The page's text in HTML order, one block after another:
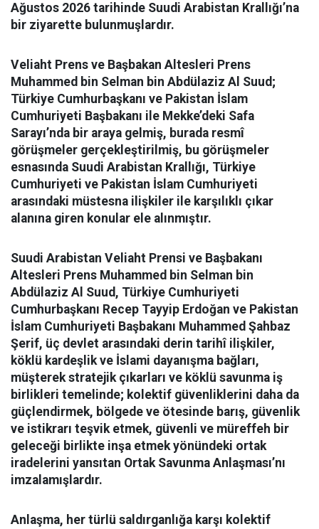
Ağustos 2026 tarihinde Suudi Arabistan Krallığı’na
bir ziyarette bulunmuşlardır.
Veliaht Prens ve Başbakan Altesleri Prens
Muhammed bin Selman bin Abdülaziz Al Suud;
Türkiye Cumhurbaşkanı ve Pakistan İslam
Cumhuriyeti Başbakanı ile Mekke’deki Safa
Sarayı’nda bir araya gelmiş, burada resmî
görüşmeler gerçekleştirilmiş, bu görüşmeler
esnasında Suudi Arabistan Krallığı, Türkiye
Cumhuriyeti ve Pakistan İslam Cumhuriyeti
arasındaki müstesna ilişkiler ile karşılıklı çıkar
alanına giren konular ele alınmıştır.
Suudi Arabistan Veliaht Prensi ve Başbakanı
Altesleri Prens Muhammed bin Selman bin
Abdülaziz Al Suud, Türkiye Cumhuriyeti
Cumhurbaşkanı Recep Tayyip Erdoğan ve Pakistan
İslam Cumhuriyeti Başbakanı Muhammed Şahbaz
Şerif, üç devlet arasındaki derin tarihî ilişkiler,
köklü kardeşlik ve İslami dayanışma bağları,
müşterek stratejik çıkarları ve köklü savunma iş
birlikleri temelinde; kolektif güvenliklerini daha da
güçlendirmek, bölgede ve ötesinde barış, güvenlik
ve istikrarı teşvik etmek, güvenli ve müreffeh bir
geleceği birlikte inşa etmek yönündeki ortak
iradelerini yansıtan Ortak Savunma Anlaşması’nı
imzalamışlardır.
Anlaşma, her türlü saldırganlığa karşı kolektif